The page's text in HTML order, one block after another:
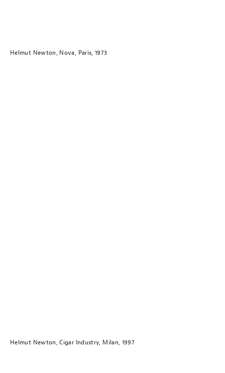
Helmut Newton, Nova, Paris, 1973
Helmut Newton, Cigar Industry, Milan, 1997